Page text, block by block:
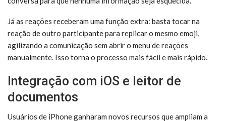
Já as reações receberam uma função extra: basta tocar na
reação de outro participante para replicar o mesmo emoji,
agilizando a comunicação sem abrir o menu de reações
manualmente. Isso torna o processo mais fácil e mais rápido.
Integração com iOS e leitor de
documentos
Usuários de iPhone ganharam novos recursos que ampliam a